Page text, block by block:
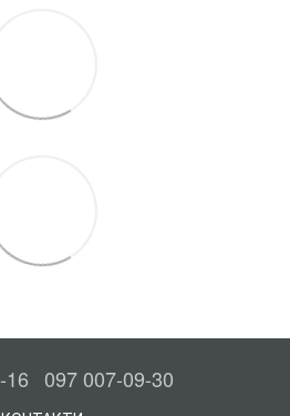
16 097 007-09-30